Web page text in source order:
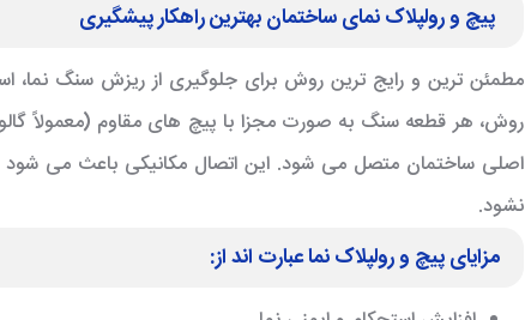
پیچ و رولپلاک نمای ساختمان بهترین راهکار پیشگیری
مطمئن ترین و رایج ترین روش برای جلوگیری از ریزش سنگ نما،
روش، هر قطعه سنگ به صورت مجزا با پیچ های مقاوم (معمولاً
اصلی ساختمان متصل می شود. این اتصال مکانیکی باعث می
نشود.
مزایای پیچ و رولپلاک نما عبارت اند از: